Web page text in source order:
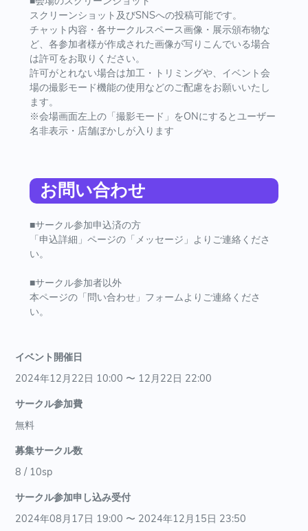
スクリーンショット及びSNSへの投稿可能です。
チャット内容・各サークルスペース画像・展示頒布物な
ど、各参加者様が作成された画像が写りこんでいる場合
は許可をお取りください。
許可がとれない場合は加工・トリミングや、イベント会
場の撮影モード機能の使用などのご配慮をお願いいたし
ます。
※会場画面左上の「撮影モード」をONにするとユーザー
名非表示・店舗ぼかしが入ります
お問い合わせ
■サークル参加申込済の方
「申込詳細」ページの「メッセージ」よりご連絡くださ
い。
■サークル参加者以外
本ページの「問い合わせ」フォームよりご連絡くださ
い。
イベント開催日
2024年12月22日 10:00 〜 12月22日 22:00
サークル参加費
無料
募集サークル数
8 / 10sp
サークル参加申し込み受付
2024年08月17日 19:00 〜 2024年12月15日 23:50